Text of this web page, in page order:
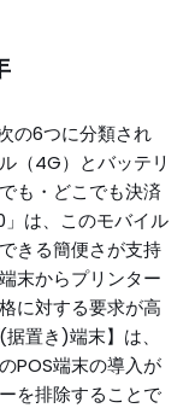
の6つに分類され
（4G）とバッテリ
も・どこでも決済
は、このモバイル
きる簡便さが支持
末からプリンター
に対する要求が高
置き)端末】は、
POS端末の導入が
を排除することで